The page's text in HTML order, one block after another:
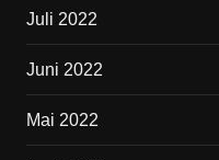
Juli 2022
Juni 2022
Mai 2022